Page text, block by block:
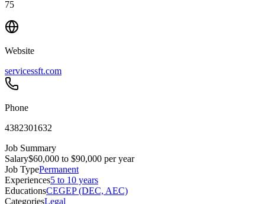
75
Website
servicessft.com
Phone
4382301632
Job Summary
Salary$60,000 to $90,000 per year
Job TypePermanent
Experiences5 to 10 years
EducationsCEGEP (DEC, AEC)
CategoriesLegal